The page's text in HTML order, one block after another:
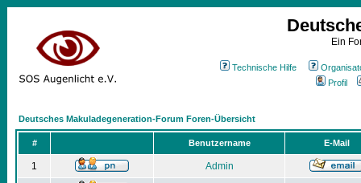
Ein
Technische Hilfe
Profil
Deutsches Makuladegeneration-Forum Foren-Übersicht
# Benutzername E-Mail
1 Admin